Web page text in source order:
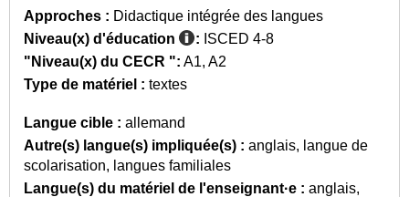
Approches : Didactique intégrée des langues
Niveau(x) d'éducation
: ISCED 4-8
"Niveau(x) du CECR ": A1 A2
Type de matériel : textes
Langue cible : allemand
Autre(s) langue(s) impliquée(s) : anglais
langue de
scolarisation
langues familiales
Langue(s) du matériel de l'enseignant·e : anglais